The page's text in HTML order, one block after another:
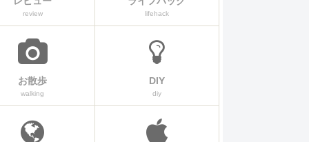
review lifehack
お散歩
walking
DIY
diy